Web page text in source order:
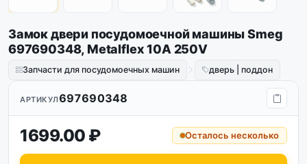
Замок двери посудомоечной машины Smeg
697690348, Metalflex 10A 250V
Запчасти для посудомоечных машин дверь | поддон
АРТИКУЛ697690348
1699.00 ₽ Осталось несколько